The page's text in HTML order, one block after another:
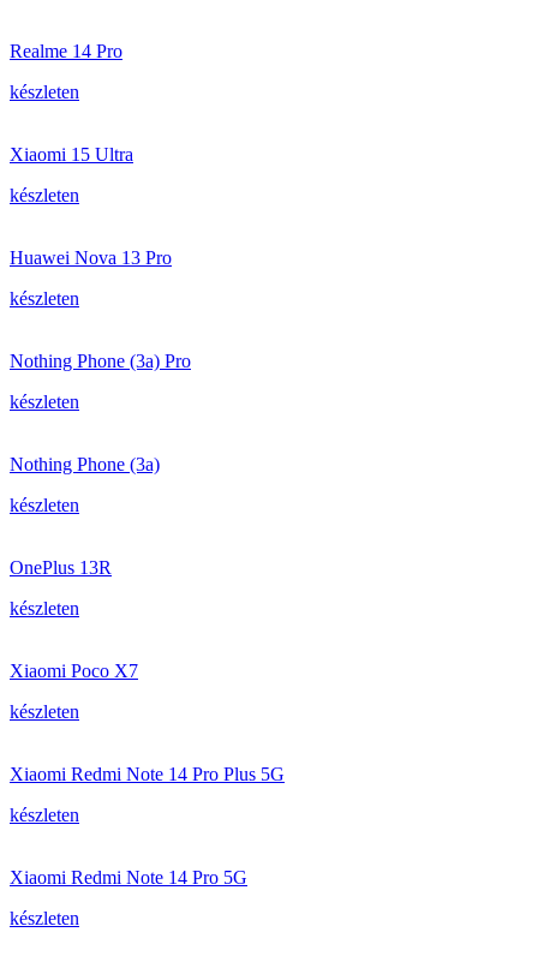
Realme 14 Pro
készleten
Xiaomi 15 Ultra
készleten
Huawei Nova 13 Pro
készleten
Nothing Phone (3a) Pro
készleten
Nothing Phone (3a)
készleten
OnePlus 13R
készleten
Xiaomi Poco X7
készleten
Xiaomi Redmi Note 14 Pro Plus 5G
készleten
Xiaomi Redmi Note 14 Pro 5G
készleten